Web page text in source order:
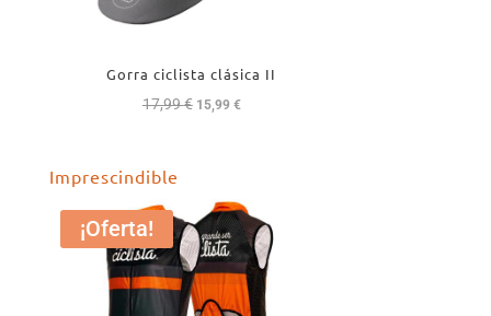
Gorra ciclista clásica II
17,99€ El
17,99 €.
15,99 €El
15,99 €.
Imprescindible
¡Oferta!